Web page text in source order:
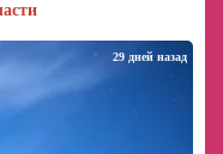
29 дней назад